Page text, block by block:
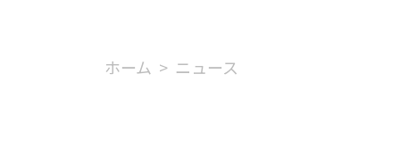
ホーム ニュース